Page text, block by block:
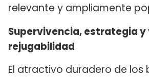
relevante y ampliamente
Supervivencia, estrategia y
rejugabilidad
El atractivo duradero de los